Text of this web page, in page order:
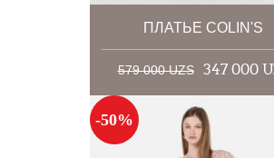
ПЛАТЬЕ COLIN'S
579 000 UZS 347 000
-50%